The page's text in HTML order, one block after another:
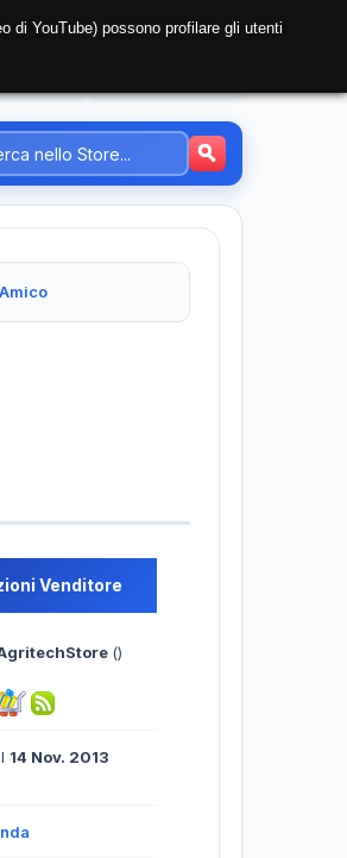
Venditore
()
14 Nov. 2013
di YouTube) possono profilare gli utenti